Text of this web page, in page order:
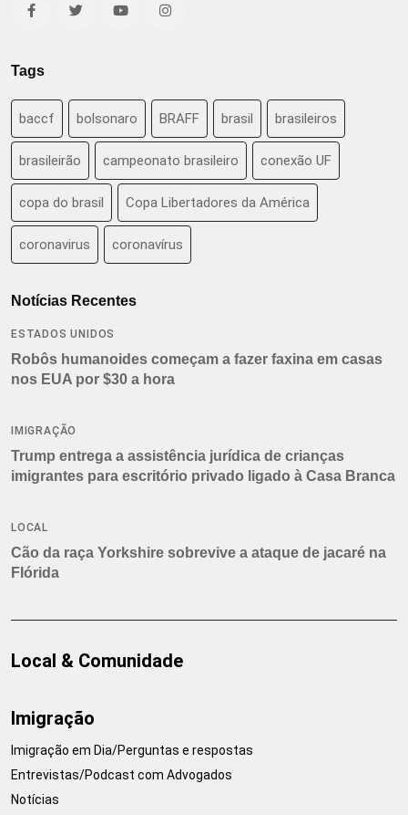
Tags
baccf bolsonaro BRAFF brasil brasileiros
brasileirão campeonato brasileiro conexão UF
copa do brasil Copa Libertadores da América
coronavirus coronavírus
Notícias Recentes
ESTADOS UNIDOS
Robôs humanoides começam a fazer faxina em casas
nos EUA por $30 a hora
IMIGRAÇÃO
Trump entrega a assistência jurídica de crianças
imigrantes para escritório privado ligado à Casa Branca
LOCAL
Cão da raça Yorkshire sobrevive a ataque de jacaré na
Flórida
Local & Comunidade
Imigração
Imigração em Dia/Perguntas e respostas
Entrevistas/Podcast com Advogados
Notícias